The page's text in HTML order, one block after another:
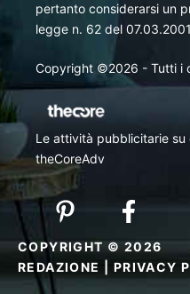
pertanto considerarsi un
legge n. 62 del 07.03.2001
Copyright ©2026 - Tutti i
Le attività pubblicitarie
theCoreAdv
COPYRIGHT © 2026
REDAZIONE
PRIVACY